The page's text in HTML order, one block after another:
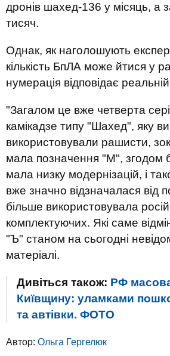
дронів шахед-136 у місяць, а
тисяч.
Однак, як наголошують
кількість БпЛА може йтися у
нумерація відповідає реальній
"Загалом це вже четверта
камікадзе типу "Шахед", яку
використовували рашисти,
мала позначення "М", згодом
мала низку модернізацій, і
вже значно відзначалася від
більше використовувала
комплектуючих. Які саме
"Ъ" станом на сьогодні
матеріалі.
Дивіться також: РФ
Київщину: уламками
та автівки. ФОТО
Автор: Ольга Гергелюк